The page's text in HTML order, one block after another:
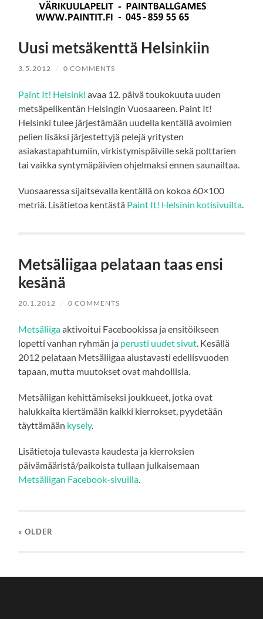
Uusi metsäkenttä Helsinkiin
3.5.2012 / 0 COMMENTS
Paint It! Helsinki avaa 12. päivä toukokuuta uuden
metsäpelikentän Helsingin Vuosaareen. Paint It!
Helsinki tulee järjestämään uudella kentällä avoimien
pelien lisäksi järjestettyjä pelejä yritysten
asiakastapahtumiin, virkistymispäiville sekä polttarien
tai vaikka syntymäpäivien ohjelmaksi ennen saunailtaa.
Vuosaaressa sijaitsevalla kentällä on kokoa 60×100
metriä. Lisätietoa kentästä Paint It! Helsinin kotisivuilta
Metsäliigaa pelataan taas ensi
kesänä
20.1.2012 / 0 COMMENTS
Metsäliigaaktivoitui Facebookissa ja ensitöikseen
lopetti vanhan ryhmän ja perusti uudet sivut . Kesällä
2012 pelataan Metsäliigaa alustavasti edellisvuoden
tapaan, mutta muutokset ovat mahdollisia.
Metsäliigan kehittämiseksi joukkueet, jotka ovat
halukkaita kiertämään kaikki kierrokset, pyydetään
täyttämään kysely.
Lisätietoja tulevasta kaudesta ja kierroksien
päivämääristä/paikoista tullaan julkaisemaan
Metsäliigan Facebook-sivuilla
« OLDER